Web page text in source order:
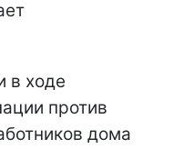
в ходе
против
дома